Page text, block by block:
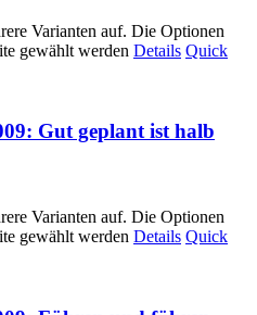
Varianten auf. Die Optionen
gewählt werden Details Quick
Gut geplant ist halb
Varianten auf. Die Optionen
gewählt werden Details Quick